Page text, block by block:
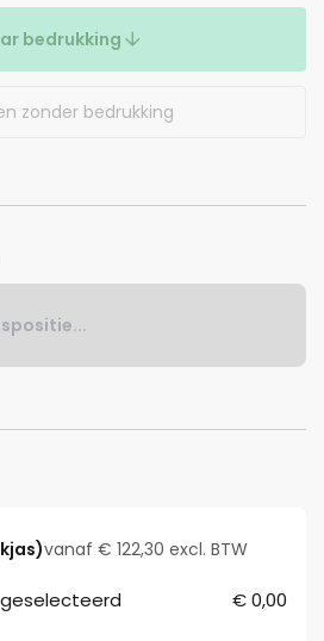
bedrukking
zonder bedrukking
vanaf € 122,30 excl. BTW
€ 0,00